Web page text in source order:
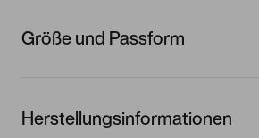
Größe und Passform
Herstellungsinformationen